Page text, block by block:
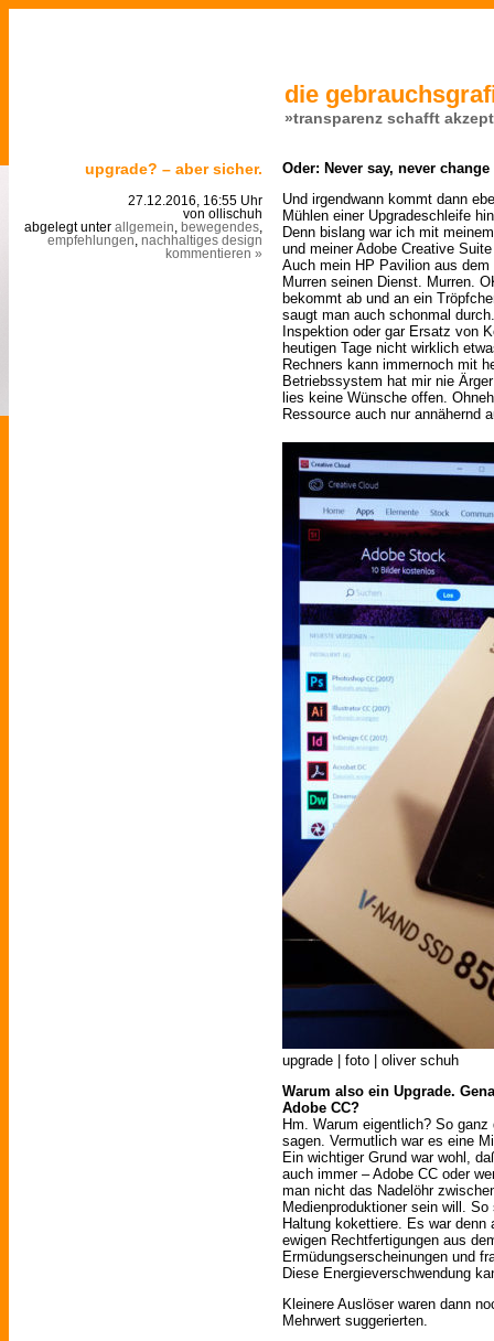
die
»transparenz schafft
upgrade? – aber sicher.
27.12.2016, 16:55 Uhr
von ollischuh
abgelegt unter allgemein bewegendes
empfehlungen nachhaltiges design
kommentieren »
Oder: Never say, never
Und irgendwann kommt dann
Mühlen einer Upgradeschleife
Denn bislang war ich mit
und meiner Adobe Creative
Auch mein HP Pavilion aus
Murren seinen Dienst. Murren.
bekommt ab und an ein
saugt man auch schonmal
Inspektion oder gar Ersatz von
heutigen Tage nicht wirklich
Rechners kann immernoch mit
Betriebssystem hat mir nie
lies keine Wünsche offen.
Ressource auch nur annähernd
upgrade | foto | oliver schuh
Warum also ein Upgrade.
Adobe CC?
Hm. Warum eigentlich? So
sagen. Vermutlich war es eine
Ein wichtiger Grund war wohl,
auch immer – Adobe CC oder
man nicht das Nadelöhr
Medienproduktioner sein will.
Haltung kokettiere. Es war denn
ewigen Rechtfertigungen aus
Ermüdungserscheinungen und
Diese Energieverschwendung
Kleinere Auslöser waren dann
Mehrwert suggerierten.